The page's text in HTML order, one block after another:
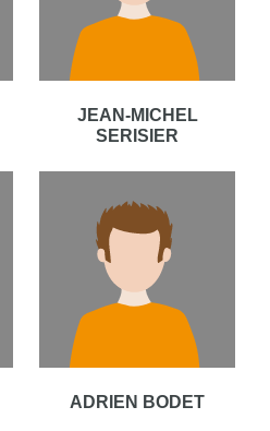
JEAN-MICHEL
SERISIER
ADRIEN BODET